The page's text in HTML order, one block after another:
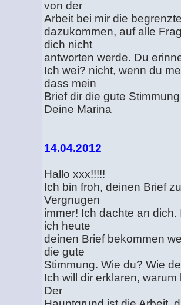
von der
Arbeit bei mir die
dazukommen, auf alle
dich nicht
antworten werde. Du
Ich wei? nicht, wenn du
dass mein
Brief dir die gute
Deine Marina
14.04.2012
Hallo xxx!!!!!
Ich bin froh, deinen Brief
Vergnugen
immer! Ich dachte an
ich heute
deinen Brief bekommen
die gute
Stimmung. Wie du? Wie
Ich will dir erklaren,
Der